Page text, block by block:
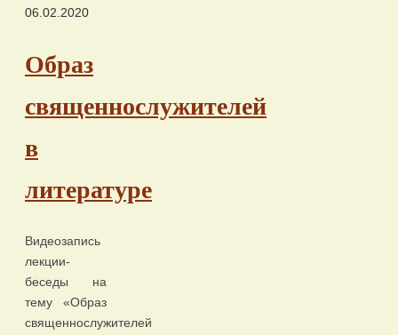
06.02.2020
Образ
священнослужителей
в
литературе
Видеозапись
лекции-
беседы на
тему «Образ
священнослужителей